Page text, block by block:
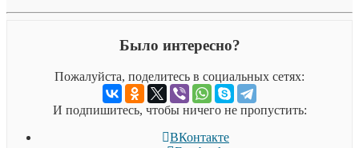
Было интересно?
Пожалуйста, поделитесь в социальных сетях:
И подпишитесь, чтобы ничего не пропустить:
ВКонтакте